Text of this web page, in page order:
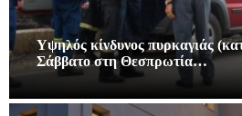
Υψηλός κίνδυνος πυρκαγιάς
Σάββατο στη Θεσπρωτία…